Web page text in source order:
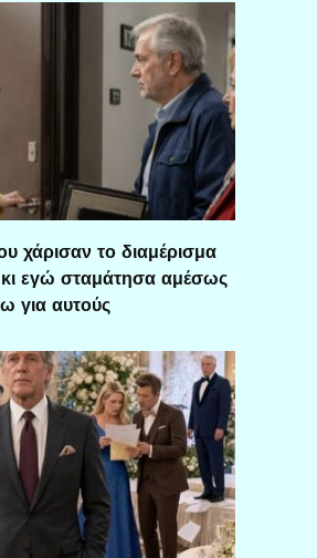
χάρισαν το διαμέρισμα
κι εγώ σταμάτησα αμέσως
για αυτούς